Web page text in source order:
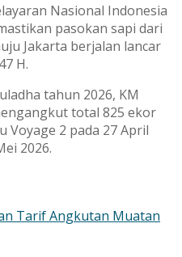
Nasional Indonesia
pasokan sapi dari
Jakarta berjalan lancar
H.
tahun 2026, KM
total 825 ekor
Voyage 2 pada 27 April
2026.